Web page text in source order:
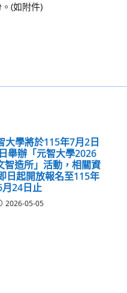
(如附件)
大學將於115年7月2日
舉辦「元智大學2026
智造所」活動，相關資
日起開放報名至115年
月24日止
2026-05-05